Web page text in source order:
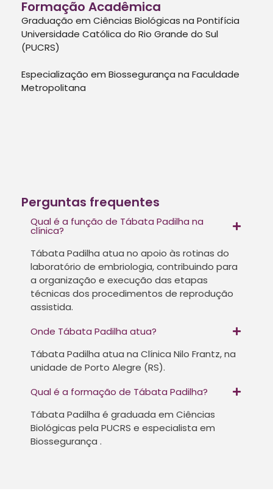
Formação Acadêmica
Graduação em Ciências Biológicas na Pontifícia
Universidade Católica do Rio Grande do Sul
(PUCRS)
Especialização em Biossegurança na Faculdade
Metropolitana
Perguntas frequentes
Qual é a função de Tábata Padilha na
clínica?
Tábata Padilha atua no apoio às rotinas do
laboratório de embriologia, contribuindo para
a organização e execução das etapas
técnicas dos procedimentos de reprodução
assistida.
Onde Tábata Padilha atua?
Tábata Padilha atua na Clínica Nilo Frantz, na
unidade de Porto Alegre (RS).
Qual é a formação de Tábata Padilha?
Tábata Padilha é graduada em Ciências
Biológicas pela PUCRS e especialista em
Biossegurança .